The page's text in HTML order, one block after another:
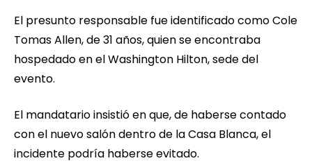
El presunto responsable fue identificado como Cole
Tomas Allen, de 31 años, quien se encontraba
hospedado en el Washington Hilton, sede del
evento.
El mandatario insistió en que, de haberse contado
con el nuevo salón dentro de la Casa Blanca, el
incidente podría haberse evitado.